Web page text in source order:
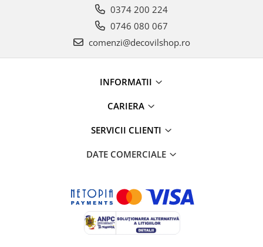
0374 200 224
0746 080 067
comenzi@decovilshop.ro
INFORMATII
CARIERA
SERVICII CLIENTI
DATE COMERCIALE